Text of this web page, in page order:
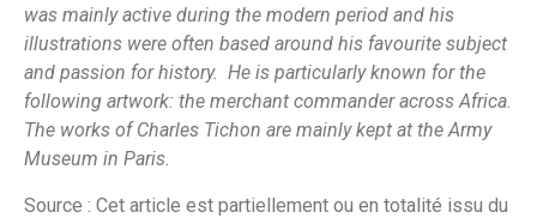
was mainly active during the modern period and his
illustrations were often based around his favourite subject
and passion for history. He is particularly known for the
following artwork: the merchant commander across Africa.
The works of Charles Tichon are mainly kept at the Army
Museum in Paris.
Source : Cet article est partiellement ou en totalité issu du